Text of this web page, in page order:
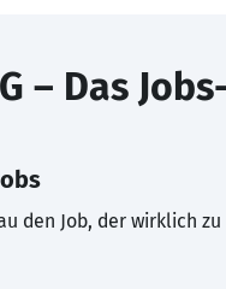
– Das
den Job, der wirklich